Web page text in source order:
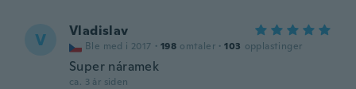
V Vladislav
Ble med i 2017 · 198 omtaler · 103 opplastinger
Super náramek
ca. 3 år siden